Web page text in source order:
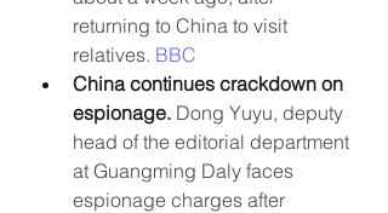
returning to China to visit
relatives. BBC
China continues crackdown on
espionage. Dong Yuyu, deputy
head of the editorial department
at Guangming Daly faces
espionage charges after